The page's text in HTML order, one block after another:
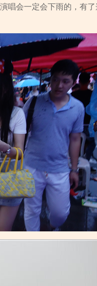
唱会一定会下雨的，有